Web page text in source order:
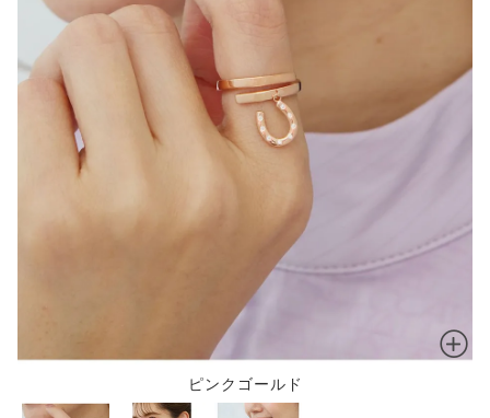
ピンクゴールド